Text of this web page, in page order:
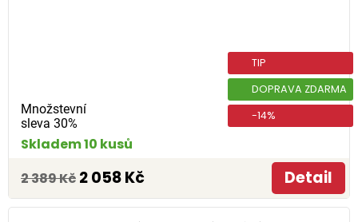
Množstevní
sleva 30%
TIP
DOPRAVA ZDARMA
-14%
Skladem 10 kusů
2 389 Kč 2 058 Kč Detail